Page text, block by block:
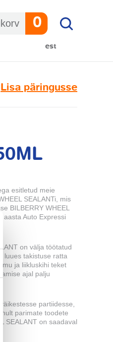
Otsi:
0
est
Lisa päringusse
esitletud meie
SEALANTi, mis
BILBERRY WHEEL
aasta Auto Expressi
on välja töötatud
luues takistuse ratta
ja liikluskihi teket
ajal palju
partiidesse,
parimate toodete
SEALANT on saadaval